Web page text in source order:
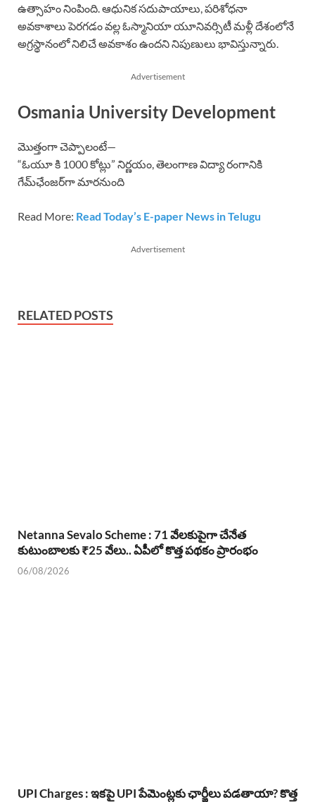
ఉత్సాహం నింపింది. ఆధునిక సదుపాయాలు, పరిశోధనా
అవకాశాలు పెరగడం వల్ల ఓస్మానియా యూనివర్సిటీ మళ్లీ దేశంలోనే
అగ్రస్థానంలో నిలిచే అవకాశం ఉందని నిపుణులు భావిస్తున్నారు.
Advertisement
Osmania University Development
మొత్తంగా చెప్పాలంటే—
“ఓయూ కి 1000 కోట్లు” నిర్ణయం, తెలంగాణ విద్యా రంగానికి
గేమ్‌ఛేంజర్‌గా మారనుంది
Read More: Read Today’s E-paper News in Telugu
Advertisement
RELATED POSTS
Netanna Sevalo Scheme : 71 వేలకుపైగా చేనేత
కుటుంబాలకు ₹25 వేలు.. ఏపీలో కొత్త పథకం ప్రారంభం
06/08/2026
UPI Charges : ఇకపై UPI పేమెంట్లకు ఛార్జీలు పడతాయా? కొత్త